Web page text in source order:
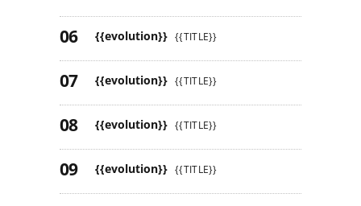
{{evolution}} {{TITLE}}
{{evolution}} {{TITLE}}
{{evolution}} {{TITLE}}
{{evolution}} {{TITLE}}